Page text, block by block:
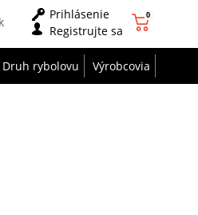
Prihlásenie
Registrujte sa
0
Druh rybolovu Výrobcovia